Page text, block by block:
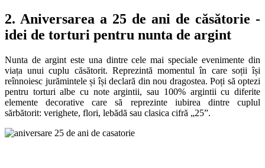
2. Aniversarea a 25 de ani de căsătorie -
idei de torturi pentru nunta de argint
Nunta de argint este una dintre cele mai speciale evenimente din
viața unui cuplu căsătorit. Reprezintă momentul în care soții își
reînnoiesc jurămintele și își declară din nou dragostea. Poți să optezi
pentru torturi albe cu note argintii, sau 100% argintii cu diferite
elemente decorative care să reprezinte iubirea dintre cuplul
sărbătorit: verighete, flori, lebădă sau clasica cifră „25”.